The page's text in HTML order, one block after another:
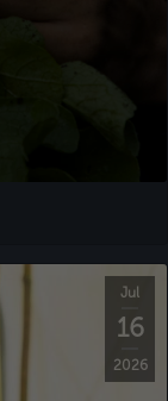
Jul
16
2026